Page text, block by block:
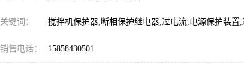
关键词： 搅拌机保护器,断相保护继电器,过电流,电源保护装置
销售电话： 15858430501